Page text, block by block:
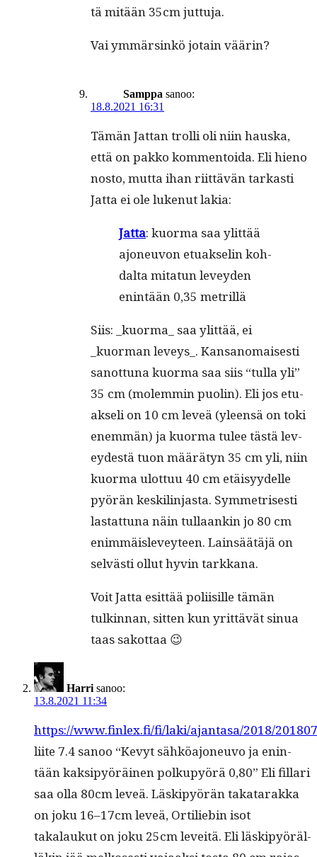
tä mitään 35cm juttuja.
Vai ymmärsinkö jotain väärin?
Samppa sanoo:
18.8.2021 16:31
Tämän Jat­tan trol­li oli niin haus­ka,
että on pakko kom­men­toi­da. Eli hieno
nos­to, mut­ta ihan riit­tävän tarkasti
Jat­ta ei ole lukenut lakia:
Jat­ta: kuor­ma saa ylit­tää
ajo­neu­von etuak­se­lin koh­
dal­ta mita­tun levey­den
enin­tään 0,35 metrillä
Siis: _kuorma_ saa ylit­tää, ei
_kuorman leveys_. Kansanomais­es­ti
san­ot­tuna kuor­ma saa siis “tul­la yli”
35 cm (molem­min puolin). Eli jos etu­
ak­seli on 10 cm lev­eä (yleen­sä on toki
enem­män) ja kuor­ma tulee tästä lev­
ey­destä tuon määrä­tyn 35 cm yli, niin
kuor­ma ulot­tuu 40 cm etäisyy­delle
pyörän keskil­in­jas­ta. Sym­metris­es­ti
las­tat­tuna näin tul­laankin jo 80 cm
enim­mäislevey­teen. Lain­säätäjä on
selvästi ollut hyvin tarkkana.
Voit Jat­ta esit­tää poli­isille tämän
tulkin­nan, sit­ten kun yrit­tävät sin­ua
taas sakottaa 😉
Harri sanoo:
13.8.2021 11:34
https://www.finlex.fi/fi/laki/ajantasa/2018/
liite 7.4 sanoo “Kevyt sähköa­joneu­vo ja enin­
tään kak­sipyöräi­nen polkupyörä 0,80” Eli fil­lari
saa olla 80cm lev­eä. Läskipyörän takatarak­ka
on joku 16–17cm lev­eä, Ortil­iebin isot
takalaukut on joku 25cm lev­eitä. Eli läskipyöräl­